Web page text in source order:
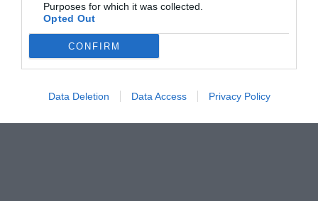
Purposes for which it was collected.
Opted Out
CONFIRM
Data Deletion Data Access Privacy Policy